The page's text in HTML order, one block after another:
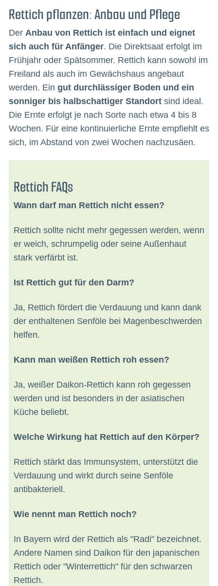
Rettich pflanzen: Anbau und Pflege
Der Anbau von Rettich ist einfach und eignet
sich auch für Anfänger. Die Direktsaat erfolgt im
Frühjahr oder Spätsommer. Rettich kann sowohl im
Freiland als auch im Gewächshaus angebaut
werden. Ein gut durchlässiger Boden und ein
sonniger bis halbschattiger Standortsind ideal.
Die Ernte erfolgt je nach Sorte nach etwa 4 bis 8
Wochen. Für eine kontinuierliche Ernte empfiehlt es
sich, im Abstand von zwei Wochen nachzusäen.
Rettich FAQs
Wann darf man Rettich nicht essen?
Rettich sollte nicht mehr gegessen werden, wenn
er weich, schrumpelig oder seine Außenhaut
stark verfärbt ist.
Ist Rettich gut für den Darm?
Ja, Rettich fördert die Verdauung und kann dank
der enthaltenen Senföle bei Magenbeschwerden
helfen.
Kann man weißen Rettich roh essen?
Ja, weißer Daikon-Rettich kann roh gegessen
werden und ist besonders in der asiatischen
Küche beliebt.
Welche Wirkung hat Rettich auf den Körper?
Rettich stärkt das Immunsystem, unterstützt die
Verdauung und wirkt durch seine Senföle
antibakteriell.
Wie nennt man Rettich noch?
In Bayern wird der Rettich als "Radi" bezeichnet.
Andere Namen sind Daikon für den japanischen
Rettich oder "Winterrettich" für den schwarzen
Rettich.